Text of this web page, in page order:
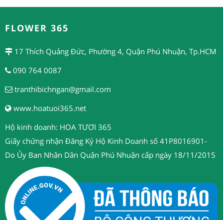
FLOWER 365
17 Thích Quảng Đức, Phường 4, Quận Phú Nhuận, Tp.HCM
090 764 0087
tranthibichngan@gmail.com
www.hoatuoi365.net
Hộ kinh doanh: HOA TƯƠI 365
Giấy chứng nhận Đăng Ký Hộ Kinh Doanh số 41P8016901-
Do Ủy Ban Nhân Dân Quận Phú Nhuận cấp ngày 18/11/2015